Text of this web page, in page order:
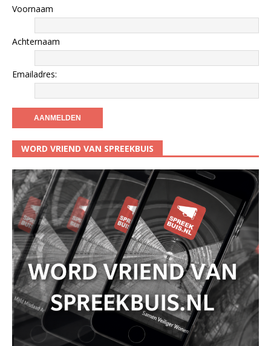
Voornaam
Achternaam
Emailadres:
WORD VRIEND VAN SPREEKBUIS